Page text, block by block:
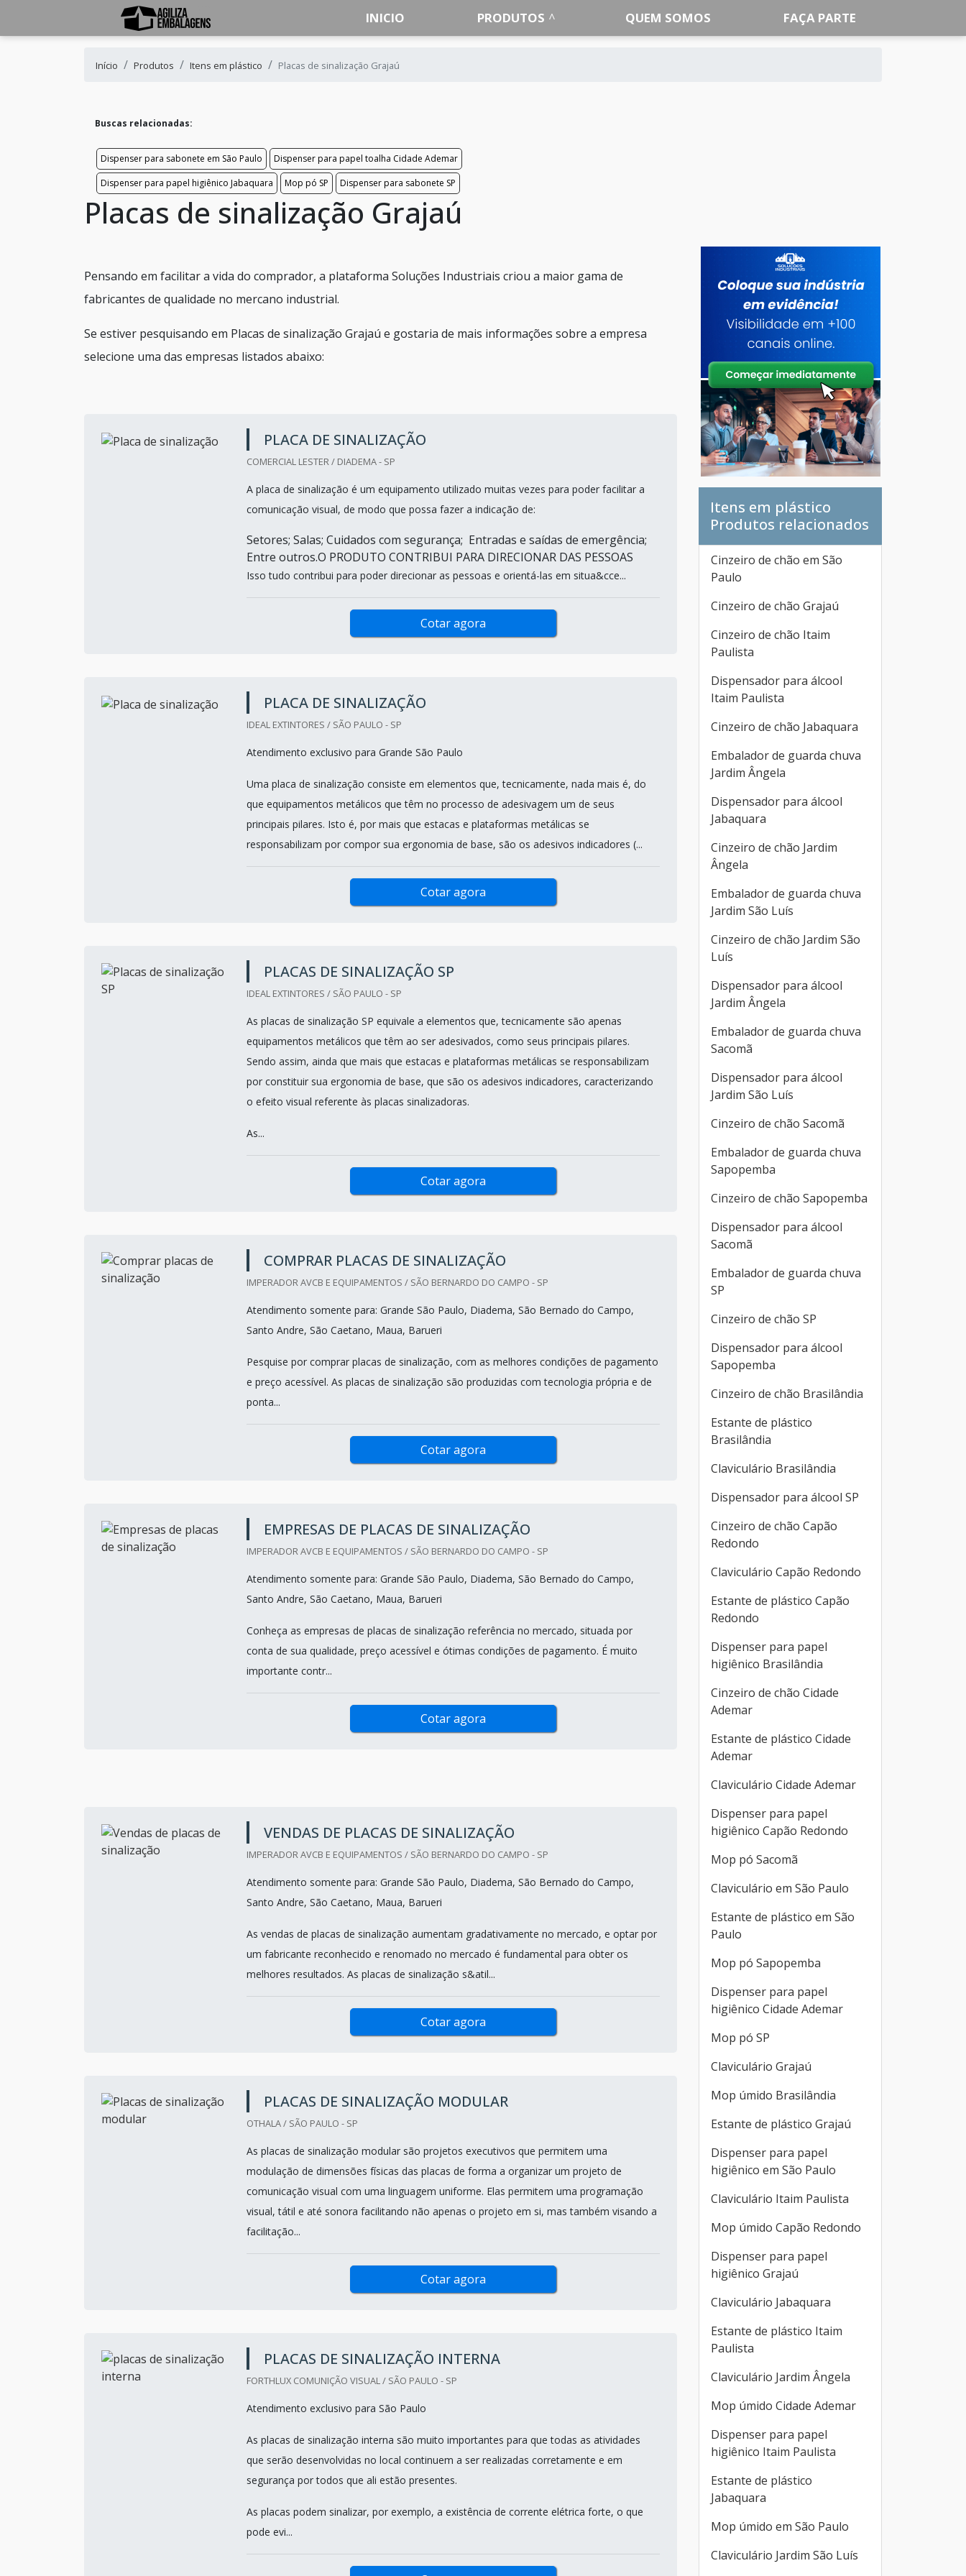
INICIO PRODUTOS QUEM SOMOS FAÇA PARTE
Início Produtos Itens em plástico Placas de sinalização Grajaú
Buscas relacionadas:
Dispenser para sabonete em São Paulo
Dispenser para papel toalha Cidade Ademar
Dispenser para papel higiênico Jabaquara
Mop pó SP Dispenser para sabonete SP
Placas de sinalização Grajaú
Pensando em facilitar a vida do comprador, a plataforma Soluções Industriais criou a maior gama de
fabricantes de qualidade no mercano industrial.
Se estiver pesquisando em Placas de sinalização Grajaú e gostaria de mais informações sobre a empresa
selecione uma das empresas listados abaixo:
PLACA DE SINALIZAÇÃO
COMERCIAL LESTER / DIADEMA - SP
A placa de sinalização é um equipamento utilizado muitas vezes para poder facilitar a
comunicação visual, de modo que possa fazer a indicação de:
Setores; Salas; Cuidados com segurança; Entradas e saídas de emergência;
Entre outros.O PRODUTO CONTRIBUI PARA DIRECIONAR DAS PESSOAS
Isso tudo contribui para poder direcionar as pessoas e orientá-las em situa&cce...
Cotar agora
PLACA DE SINALIZAÇÃO
IDEAL EXTINTORES / SÃO PAULO - SP
Atendimento exclusivo para Grande São Paulo
Uma placa de sinalização consiste em elementos que, tecnicamente, nada mais é, do
que equipamentos metálicos que têm no processo de adesivagem um de seus
principais pilares. Isto é, por mais que estacas e plataformas metálicas se
responsabilizam por compor sua ergonomia de base, são os adesivos indicadores (...
Cotar agora
PLACAS DE SINALIZAÇÃO SP
IDEAL EXTINTORES / SÃO PAULO - SP
As placas de sinalização SP equivale a elementos que, tecnicamente são apenas
equipamentos metálicos que têm ao ser adesivados, como seus principais pilares.
Sendo assim, ainda que mais que estacas e plataformas metálicas se responsabilizam
por constituir sua ergonomia de base, que são os adesivos indicadores, caracterizando
o efeito visual referente às placas sinalizadoras.
As...
Cotar agora
COMPRAR PLACAS DE SINALIZAÇÃO
IMPERADOR AVCB E EQUIPAMENTOS / SÃO BERNARDO DO CAMPO - SP
Atendimento somente para: Grande São Paulo, Diadema, São Bernado do Campo,
Santo Andre, São Caetano, Maua, Barueri
Pesquise por comprar placas de sinalização, com as melhores condições de pagamento
e preço acessível. As placas de sinalização são produzidas com tecnologia própria e de
ponta...
Cotar agora
EMPRESAS DE PLACAS DE SINALIZAÇÃO
IMPERADOR AVCB E EQUIPAMENTOS / SÃO BERNARDO DO CAMPO - SP
Atendimento somente para: Grande São Paulo, Diadema, São Bernado do Campo,
Santo Andre, São Caetano, Maua, Barueri
Conheça as empresas de placas de sinalização referência no mercado, situada por
conta de sua qualidade, preço acessível e ótimas condições de pagamento. É muito
importante contr...
Cotar agora
VENDAS DE PLACAS DE SINALIZAÇÃO
IMPERADOR AVCB E EQUIPAMENTOS / SÃO BERNARDO DO CAMPO - SP
Atendimento somente para: Grande São Paulo, Diadema, São Bernado do Campo,
Santo Andre, São Caetano, Maua, Barueri
As vendas de placas de sinalização aumentam gradativamente no mercado, e optar por
um fabricante reconhecido e renomado no mercado é fundamental para obter os
melhores resultados. As placas de sinalização s&atil...
Cotar agora
PLACAS DE SINALIZAÇÃO MODULAR
OTHALA / SÃO PAULO - SP
As placas de sinalização modular são projetos executivos que permitem uma
modulação de dimensões físicas das placas de forma a organizar um projeto de
comunicação visual com uma linguagem uniforme. Elas permitem uma programação
visual, tátil e até sonora facilitando não apenas o projeto em si, mas também visando a
facilitação...
Cotar agora
PLACAS DE SINALIZAÇÃO INTERNA
FORTHLUX COMUNIÇÃO VISUAL / SÃO PAULO - SP
Atendimento exclusivo para São Paulo
As placas de sinalização interna são muito importantes para que todas as atividades
que serão desenvolvidas no local continuem a ser realizadas corretamente e em
segurança por todos que ali estão presentes.
As placas podem sinalizar, por exemplo, a existência de corrente elétrica forte, o que
pode evi...
Itens em plástico
Produtos relacionados
Cinzeiro de chão em São
Paulo
Cinzeiro de chão Grajaú
Cinzeiro de chão Itaim
Paulista
Dispensador para álcool
Itaim Paulista
Cinzeiro de chão Jabaquara
Embalador de guarda chuva
Jardim Ângela
Dispensador para álcool
Jabaquara
Cinzeiro de chão Jardim
Ângela
Embalador de guarda chuva
Jardim São Luís
Cinzeiro de chão Jardim São
Luís
Dispensador para álcool
Jardim Ângela
Embalador de guarda chuva
Sacomã
Dispensador para álcool
Jardim São Luís
Cinzeiro de chão Sacomã
Embalador de guarda chuva
Sapopemba
Cinzeiro de chão Sapopemba
Dispensador para álcool
Sacomã
Embalador de guarda chuva
SP
Cinzeiro de chão SP
Dispensador para álcool
Sapopemba
Cinzeiro de chão Brasilândia
Estante de plástico
Brasilândia
Claviculário Brasilândia
Dispensador para álcool SP
Cinzeiro de chão Capão
Redondo
Claviculário Capão Redondo
Estante de plástico Capão
Redondo
Dispenser para papel
higiênico Brasilândia
Cinzeiro de chão Cidade
Ademar
Estante de plástico Cidade
Ademar
Claviculário Cidade Ademar
Dispenser para papel
higiênico Capão Redondo
Mop pó Sacomã
Claviculário em São Paulo
Estante de plástico em São
Paulo
Mop pó Sapopemba
Dispenser para papel
higiênico Cidade Ademar
Mop pó SP
Claviculário Grajaú
Mop úmido Brasilândia
Estante de plástico Grajaú
Dispenser para papel
higiênico em São Paulo
Claviculário Itaim Paulista
Mop úmido Capão Redondo
Dispenser para papel
higiênico Grajaú
Claviculário Jabaquara
Estante de plástico Itaim
Paulista
Claviculário Jardim Ângela
Mop úmido Cidade Ademar
Dispenser para papel
higiênico Itaim Paulista
Estante de plástico
Jabaquara
Mop úmido em São Paulo
Claviculário Jardim São Luís